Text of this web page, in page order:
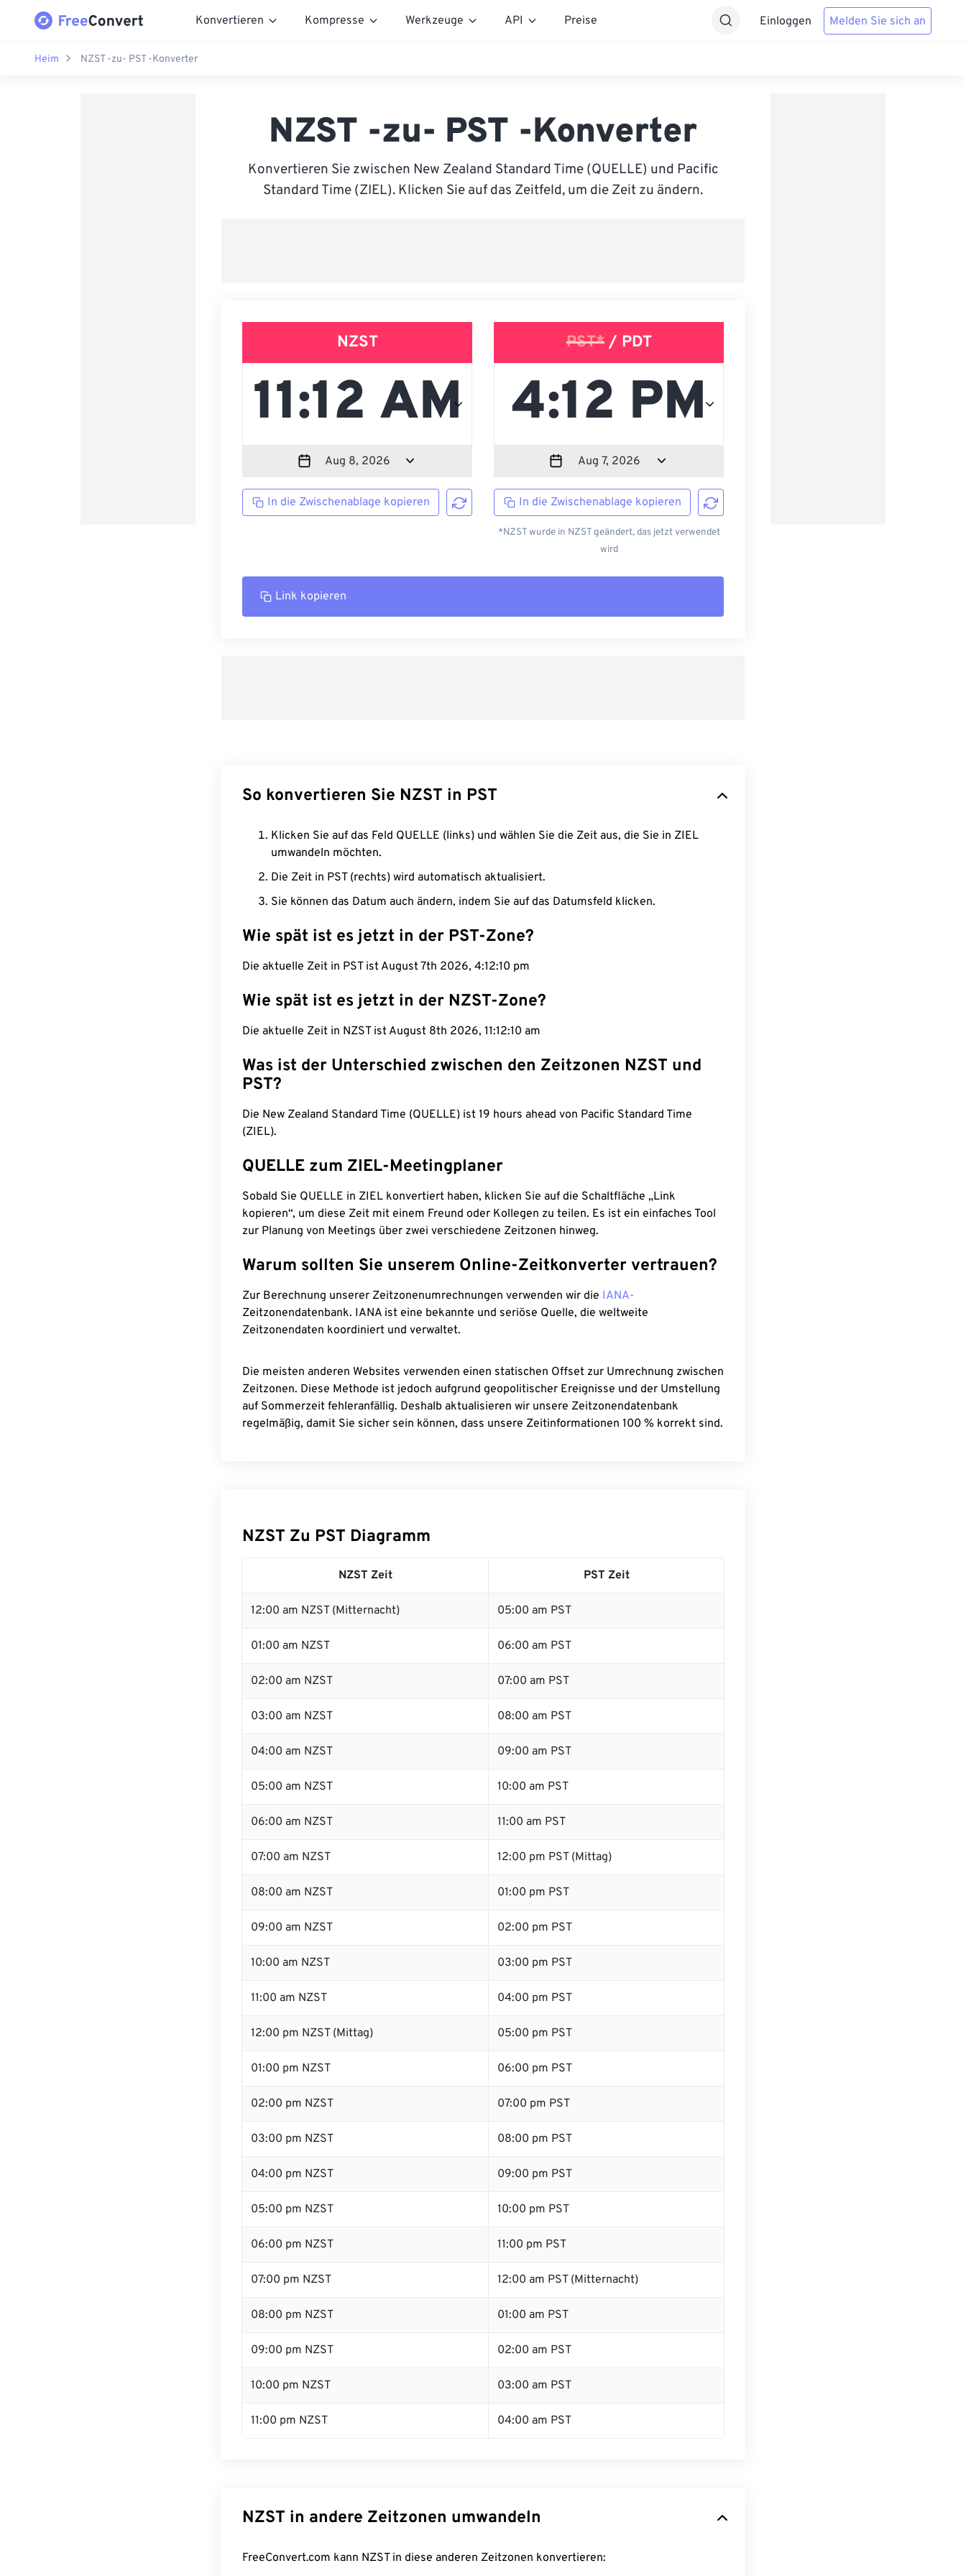
Konvertieren Kompresse Werkzeuge API Preise Einloggen Melden Sie sich an
Heim NZST -zu- PST -Konverter
NZST -zu- PST -Konverter
Konvertieren Sie zwischen New Zealand Standard Time (QUELLE) und Pacific
Standard Time (ZIEL). Klicken Sie auf das Zeitfeld, um die Zeit zu ändern.
NZST
In die Zwischenablage kopieren
PST*/ PDT
In die Zwischenablage kopieren
*NZST wurde in NZST geändert, das jetzt verwendet
wird
Link kopieren
So konvertieren Sie NZST in PST
Klicken Sie auf das Feld QUELLE (links) und wählen Sie die Zeit aus, die Sie in ZIEL
umwandeln möchten.
Die Zeit in PST (rechts) wird automatisch aktualisiert.
Sie können das Datum auch ändern, indem Sie auf das Datumsfeld klicken.
Wie spät ist es jetzt in der PST-Zone?
Die aktuelle Zeit in PST ist August 7th 2026, 4:12:11 pm
Wie spät ist es jetzt in der NZST-Zone?
Die aktuelle Zeit in NZST ist August 8th 2026, 11:12:11 am
Was ist der Unterschied zwischen den Zeitzonen NZST und
PST?
Die New Zealand Standard Time (QUELLE) ist 19 hours ahead von Pacific Standard Time
(ZIEL).
QUELLE zum ZIEL-Meetingplaner
Sobald Sie QUELLE in ZIEL konvertiert haben, klicken Sie auf die Schaltfläche „Link
kopieren“, um diese Zeit mit einem Freund oder Kollegen zu teilen. Es ist ein einfaches Tool
zur Planung von Meetings über zwei verschiedene Zeitzonen hinweg.
Warum sollten Sie unserem Online-Zeitkonverter vertrauen?
Zur Berechnung unserer Zeitzonenumrechnungen verwenden wir die IANA-
Zeitzonendatenbank. IANA ist eine bekannte und seriöse Quelle, die weltweite
Zeitzonendaten koordiniert und verwaltet.
Die meisten anderen Websites verwenden einen statischen Offset zur Umrechnung zwischen
Zeitzonen. Diese Methode ist jedoch aufgrund geopolitischer Ereignisse und der Umstellung
auf Sommerzeit fehleranfällig. Deshalb aktualisieren wir unsere Zeitzonendatenbank
regelmäßig, damit Sie sicher sein können, dass unsere Zeitinformationen 100 % korrekt sind.
NZST Zu PST Diagramm
NZST Zeit PST Zeit
12:00 am NZST (Mitternacht) 05:00 am PST
01:00 am NZST 06:00 am PST
02:00 am NZST 07:00 am PST
03:00 am NZST 08:00 am PST
04:00 am NZST 09:00 am PST
05:00 am NZST 10:00 am PST
06:00 am NZST 11:00 am PST
07:00 am NZST 12:00 pm PST (Mittag)
08:00 am NZST 01:00 pm PST
09:00 am NZST 02:00 pm PST
10:00 am NZST 03:00 pm PST
11:00 am NZST 04:00 pm PST
12:00 pm NZST (Mittag) 05:00 pm PST
01:00 pm NZST 06:00 pm PST
02:00 pm NZST 07:00 pm PST
03:00 pm NZST 08:00 pm PST
04:00 pm NZST 09:00 pm PST
05:00 pm NZST 10:00 pm PST
06:00 pm NZST 11:00 pm PST
07:00 pm NZST 12:00 am PST (Mitternacht)
08:00 pm NZST 01:00 am PST
09:00 pm NZST 02:00 am PST
10:00 pm NZST 03:00 am PST
11:00 pm NZST 04:00 am PST
NZST in andere Zeitzonen umwandeln
FreeConvert.com kann NZST in diese anderen Zeitzonen konvertieren: